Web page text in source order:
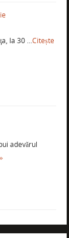
la 30 …Citește
adevărul